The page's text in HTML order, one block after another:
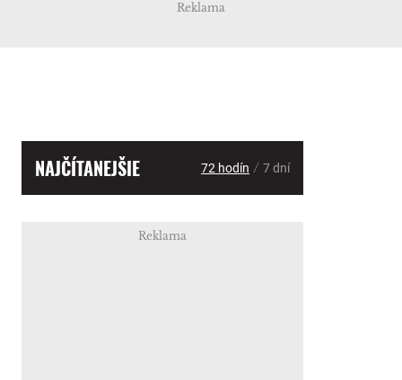
Reklama
NAJČÍTANEJŠIE 72 hodín / 7 dní
Reklama